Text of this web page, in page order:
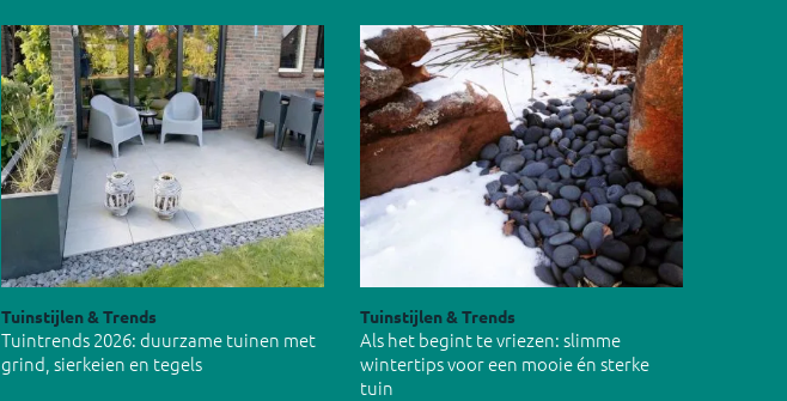
Tuinstijlen & Trends
Tuintrends 2026: duurzame tuinen met
grind, sierkeien en tegels
Tuinstijlen & Trends
Als het begint te vriezen: slimme
wintertips voor een mooie én sterke
tuin